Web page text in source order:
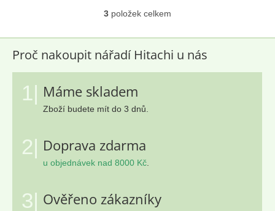
O
l
á
a
c
í
p
k
y
v
i
3 položek celkem
Proč nakoupit nářadí Hitachi u nás
1| Máme skladem
Zboží budete mít do 3 dnů.
2| Doprava zdarma
u objednávek nad 8000 Kč
3| Ověřeno zákazníky